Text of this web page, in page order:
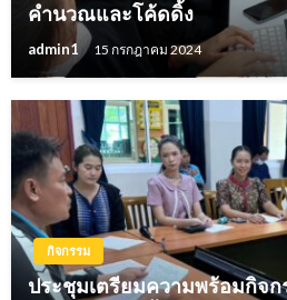
คำนวณและโค้ดดิ้ง
admin1 15 กรกฎาคม 2024
กิจกรรม
ประชุมเตรียมความพร้อมกิจกร